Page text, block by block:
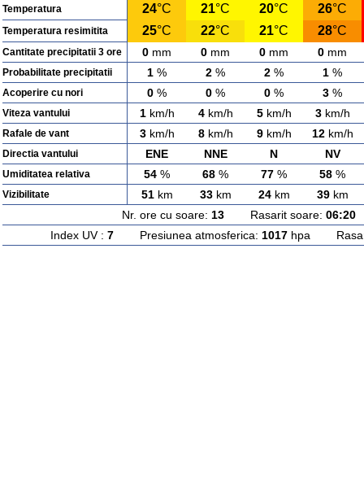
Temperatura 24°C 21°C 20°C 26°C
Temperatura resimitita 25°C 22°C 21°C 28°C
Cantitate precipitatii 3 ore 0 mm 0 mm 0 mm 0 mm
Probabilitate precipitatii 1 % 2 % 2 % 1 %
Acoperire cu nori 0 % 0 % 0 % 3 %
Viteza vantului 1km/h 4km/h 5km/h 3km/h
Rafale de vant 3km/h 8km/h 9km/h 12km/h
Directia vantului ENE NNE N NV
Umiditatea relativa 54 % 68 % 77 % 58 %
Vizibilitate 51km 33km 24km 39km
Nr. ore cu soare: 13Rasarit soare: 06:20
Index UV : 7Presiunea atmosferica: 1017hpa